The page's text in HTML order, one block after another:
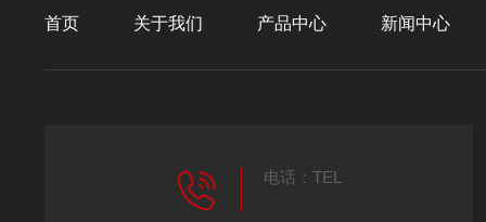
首页 关于我们 产品中心 新闻中心
电话：TEL